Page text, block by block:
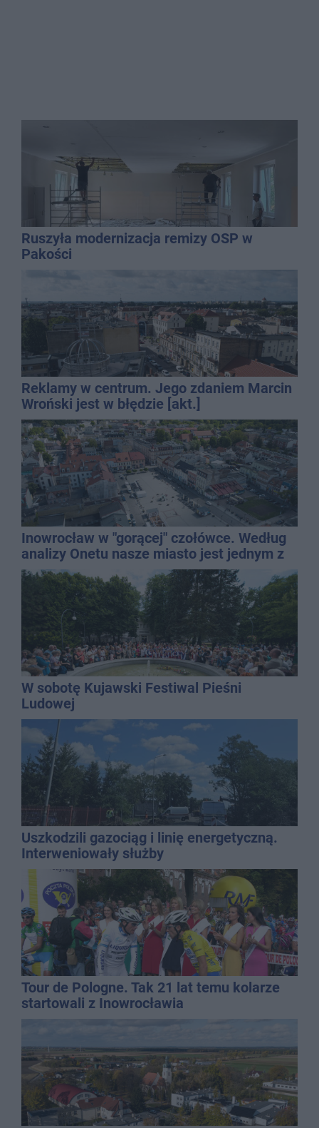
Ruszyła modernizacja remizy OSP w
Pakości
Reklamy w centrum. Jego zdaniem Marcin
Wroński jest w błędzie [akt.]
Inowrocław w "gorącej" czołówce. Według
analizy Onetu nasze miasto jest jednym z
najbardziej narażonych na upały
W sobotę Kujawski Festiwal Pieśni
Ludowej
Uszkodzili gazociąg i linię energetyczną.
Interweniowały służby
Tour de Pologne. Tak 21 lat temu kolarze
startowali z Inowrocławia